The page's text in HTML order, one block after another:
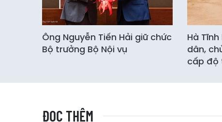
Ông Nguyễn Tiến Hải giữ chức
Bộ trưởng Bộ Nội vụ
Hà
dân,
cấp độ
ĐỌC THÊM